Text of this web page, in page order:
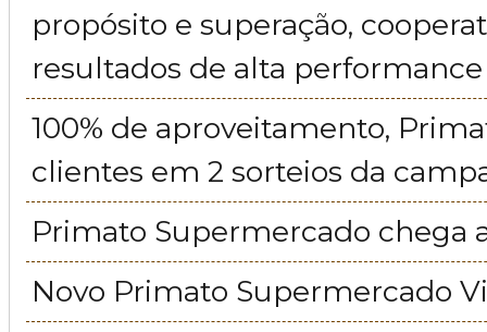
propósito e superação,
resultados de alta performance
100% de aproveitamento,
clientes em 2 sorteios da
Primato Supermercado chega
Novo Primato Supermercado